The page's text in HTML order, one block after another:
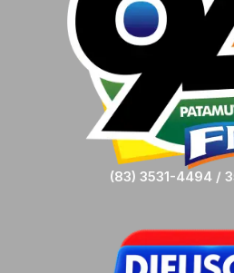
(83) 3531-4494 /